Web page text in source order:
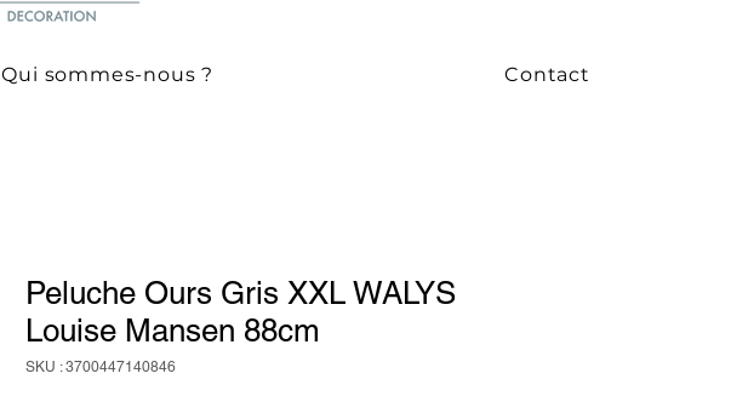
Qui sommes-nous ? Contact
Peluche Ours Gris XXL WALYS
Louise Mansen 88cm
SKU : 3700447140846